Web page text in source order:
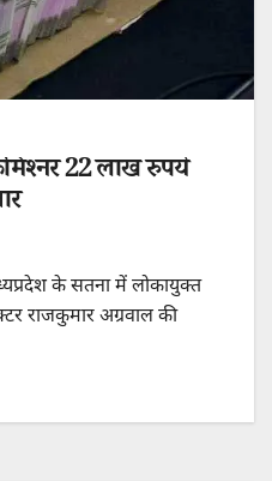
22 लाख रुपये
के सतना में लोकायुक्त
राजकुमार अग्रवाल की